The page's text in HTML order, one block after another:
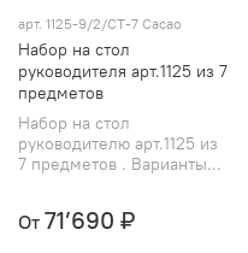
арт. 1125-9/2/СТ-7 Cacao
Набор на стол
руководителя арт.1125 из 7
предметов
Набор на стол
руководителю арт.1125 из
7 предметов . Варианты...
От 71’690 ₽